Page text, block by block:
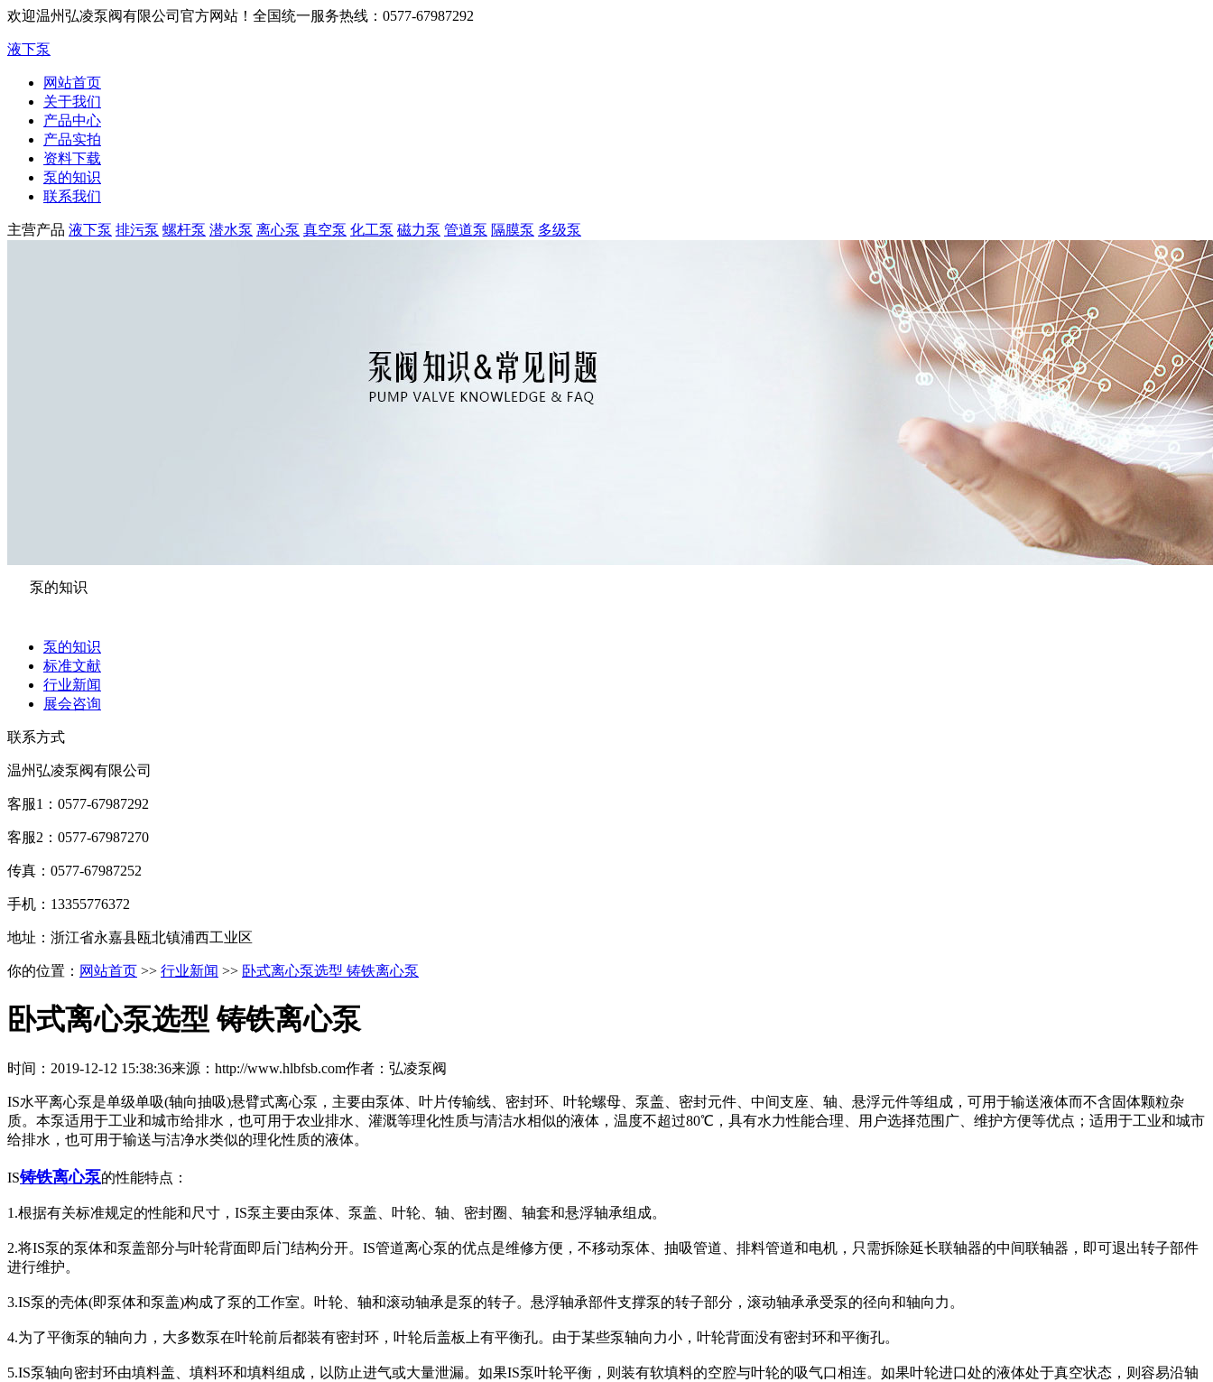
欢迎温州弘凌泵阀有限公司官方网站！ 全国统一服务热线：0577-67987292
液下泵
网站首页
关于我们
产品中心
产品实拍
资料下载
泵的知识
联系我们
主营产品 液下泵 排污泵 螺杆泵 潜水泵 离心泵 真空泵 化工泵 磁力泵 管道泵 隔膜泵 多级泵
泵的知识
泵的知识
标准文献
行业新闻
展会咨询
联系方式
温州弘凌泵阀有限公司
客服1：0577-67987292
客服2：0577-67987270
传真：0577-67987252
手机：13355776372
地址：浙江省永嘉县瓯北镇浦西工业区
你的位置： 网站首页 >> 行业新闻 >> 卧式离心泵选型 铸铁离心泵
卧式离心泵选型 铸铁离心泵
时间： 2019-12-12 15:38:36来源： http://www.hlbfsb.com作者： 弘凌泵阀
IS水平离心泵是单级单吸(轴向抽吸)悬臂式离心泵，主要由泵体、叶片传输线、密封环、叶轮螺母、泵盖、密封元件、中间支座、轴、悬浮元件等组成，可用于输送液体而不含固体颗粒杂
质。本泵适用于工业和城市给排水，也可用于农业排水、灌溉等理化性质与清洁水相似的液体，温度不超过80℃，具有水力性能合理、用户选择范围广、维护方便等优点；适用于工业和城市
给排水，也可用于输送与洁净水类似的理化性质的液体。
IS铸铁离心泵的性能特点：
1.根据有关标准规定的性能和尺寸，IS泵主要由泵体、泵盖、叶轮、轴、密封圈、轴套和悬浮轴承组成。
2.将IS泵的泵体和泵盖部分与叶轮背面即后门结构分开。IS管道离心泵的优点是维修方便，不移动泵体、抽吸管道、排料管道和电机，只需拆除延长联轴器的中间联轴器，即可退出转子部件
进行维护。
3.IS泵的壳体(即泵体和泵盖)构成了泵的工作室。叶轮、轴和滚动轴承是泵的转子。悬浮轴承部件支撑泵的转子部分，滚动轴承承受泵的径向和轴向力。
4.为了平衡泵的轴向力，大多数泵在叶轮前后都装有密封环，叶轮后盖板上有平衡孔。由于某些泵轴向力小，叶轮背面没有密封环和平衡孔。
5.IS泵轴向密封环由填料盖、填料环和填料组成，以防止进气或大量泄漏。如果IS泵叶轮平衡，则装有软填料的空腔与叶轮的吸气口相连。如果叶轮进口处的液体处于真空状态，则容易沿轴